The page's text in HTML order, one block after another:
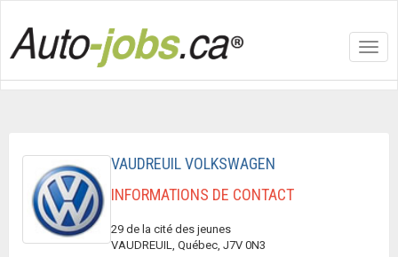
VAUDREUIL VOLKSWAGEN
INFORMATIONS DE CONTACT
29 de la cité des jeunes
VAUDREUIL, Québec, J7V 0N3